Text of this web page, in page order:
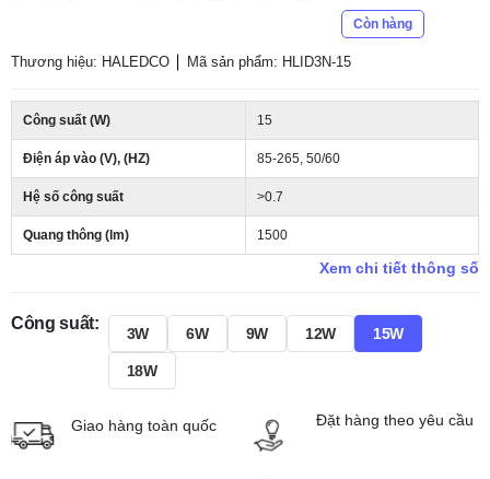
Còn hàng
Thương hiệu: HALEDCO Mã sản phẩm: HLID3N-15
Công suất (W) 15
Điện áp vào (V), (HZ) 85-265, 50/60
Hệ số công suất >0.7
Quang thông (lm) 1500
Xem chi tiết thông số
Công suất:
3W 6W 9W 12W 15W
18W
Giao hàng toàn quốc Đặt hàng theo yêu cầu